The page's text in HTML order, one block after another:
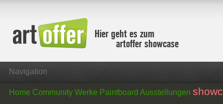
Hier geht es zum
artoffer showcase
Navigation
Home Community Werke Paintboard Ausstellungen